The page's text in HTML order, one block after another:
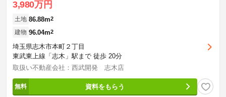
3,980万円
土地 86.88m2
建物 96.04m2
埼玉県志木市本町２丁目
東武東上線「志木」駅まで 徒歩 20分
取扱い不動産会社：西武開発 志木店
資料をもらう